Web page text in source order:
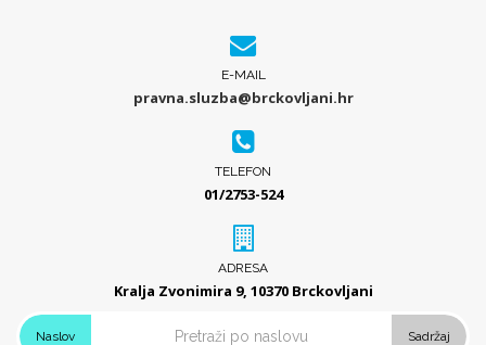
E-MAIL
pravna.sluzba@brckovljani.hr
TELEFON
01/2753-524
ADRESA
Kralja Zvonimira 9, 10370 Brckovljani
Naslov Sadržaj